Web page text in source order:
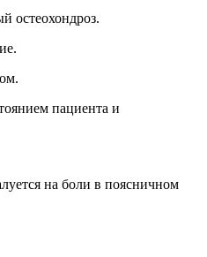
остеохондроз.
пациента и
на боли в поясничном